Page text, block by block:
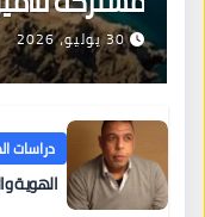
30 يوليو، 2026
دراسات
الهوية